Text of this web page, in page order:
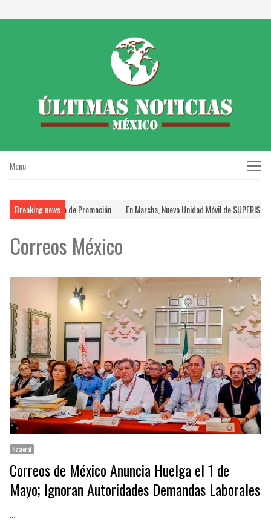
Menu
Menu
Breaking news
en el Proceso de Promoción… En Marcha, Nueva Unidad Móvil de
Correos México
Nacional
Correos de México Anuncia Huelga el 1 de
Mayo; Ignoran Autoridades Demandas Laborales
…